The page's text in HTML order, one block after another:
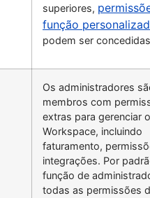
superiores,
função
podem ser
Os administradores
membros com
extras para gerenciar o
Workspace, incluindo
faturamento,
integrações. Por
função de
todas as permissões